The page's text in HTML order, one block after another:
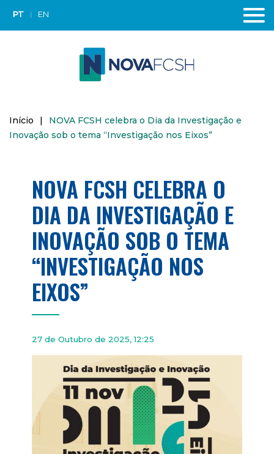
PT EN
Início |
NOVA FCSH celebra o Dia da Investigação e
Inovação sob o tema “Investigação nos Eixos”
NOVA FCSH CELEBRA O
DIA DA INVESTIGAÇÃO E
INOVAÇÃO SOB O TEMA
“INVESTIGAÇÃO NOS
EIXOS”
27 de Outubro de 2025, 12:25